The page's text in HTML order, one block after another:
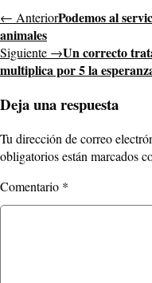
← AnteriorPodemos al
animales
Siguiente →Un correcto
multiplica por 5 la
Deja una respuesta
Tu dirección de correo
obligatorios están marcados
Comentario *